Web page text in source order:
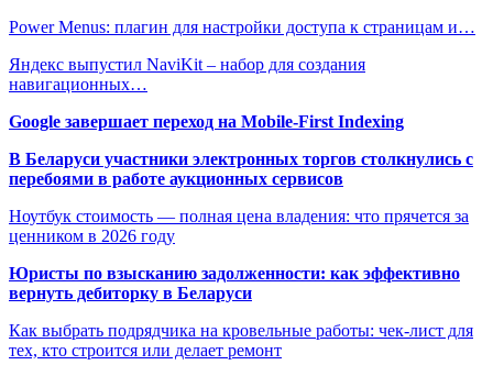
Power Menus: плагин для настройки доступа к страницам и…
Яндекс выпустил NaviKit – набор для создания
навигационных…
Google завершает переход на Mobile-First Indexing
В Беларуси участники электронных торгов столкнулись с
перебоями в работе аукционных сервисов
Ноутбук стоимость — полная цена владения: что прячется за
ценником в 2026 году
Юристы по взысканию задолженности: как эффективно
вернуть дебиторку в Беларуси
Как выбрать подрядчика на кровельные работы: чек-лист для
тех, кто строится или делает ремонт